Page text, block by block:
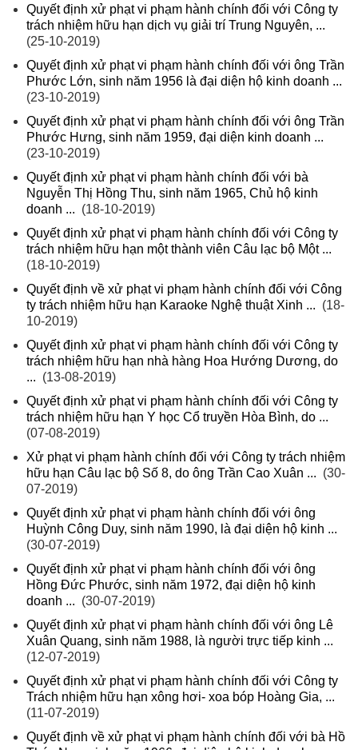
Quyết định xử phạt vi phạm hành chính đối với Công ty
trách nhiệm hữu hạn dịch vụ giải trí Trung Nguyên, ...
(25-10-2019)
Quyết định xử phạt vi phạm hành chính đối với ông Trần
Phước Lớn, sinh năm 1956 là đại diện hộ kinh doanh ...
(23-10-2019)
Quyết định xử phạt vi phạm hành chính đối với ông Trần
Phước Hưng, sinh năm 1959, đại diện kinh doanh ...
(23-10-2019)
Quyết định xử phạt vi phạm hành chính đối với bà
Nguyễn Thị Hồng Thu, sinh năm 1965, Chủ hộ kinh
doanh ... (18-10-2019)
Quyết định xử phạt vi phạm hành chính đối với Công ty
trách nhiệm hữu hạn một thành viên Câu lạc bộ Một ...
(18-10-2019)
Quyết định về xử phạt vi phạm hành chính đối với Công
ty trách nhiệm hữu hạn Karaoke Nghệ thuật Xinh ... (18-
10-2019)
Quyết định xử phạt vi phạm hành chính đối với Công ty
trách nhiệm hữu hạn nhà hàng Hoa Hướng Dương, do
... (13-08-2019)
Quyết định xử phạt vi phạm hành chính đối với Công ty
trách nhiệm hữu hạn Y học Cổ truyền Hòa Bình, do ...
(07-08-2019)
Xử phạt vi phạm hành chính đối với Công ty trách nhiệm
hữu hạn Câu lạc bộ Số 8, do ông Trần Cao Xuân ... (30-
07-2019)
Quyết định xử phạt vi phạm hành chính đối với ông
Huỳnh Công Duy, sinh năm 1990, là đại diện hộ kinh ...
(30-07-2019)
Quyết định xử phạt vi phạm hành chính đối với ông
Hồng Đức Phước, sinh năm 1972, đại diện hộ kinh
doanh ... (30-07-2019)
Quyết định xử phạt vi phạm hành chính đối với ông Lê
Xuân Quang, sinh năm 1988, là người trực tiếp kinh ...
(12-07-2019)
Quyết định xử phạt vi phạm hành chính đối với Công ty
Trách nhiệm hữu hạn xông hơi- xoa bóp Hoàng Gia, ...
(11-07-2019)
Quyết định về xử phạt vi phạm hành chính đối với bà Hồ